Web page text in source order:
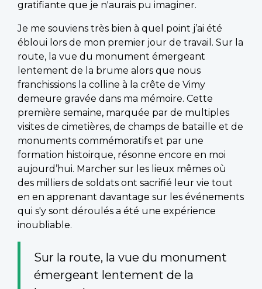
gratifiante que je n'aurais pu imaginer.
Je me souviens très bien à quel point j’ai été
ébloui lors de mon premier jour de travail. Sur la
route, la vue du monument émergeant
lentement de la brume alors que nous
franchissions la colline à la crête de Vimy
demeure gravée dans ma mémoire. Cette
première semaine, marquée par de multiples
visites de cimetières, de champs de bataille et de
monuments commémoratifs et par une
formation histoirque, résonne encore en moi
aujourd’hui. Marcher sur les lieux mêmes où
des milliers de soldats ont sacrifié leur vie tout
en en apprenant davantage sur les événements
qui s'y sont déroulés a été une expérience
inoubliable.
Sur la route, la vue du monument
émergeant lentement de la